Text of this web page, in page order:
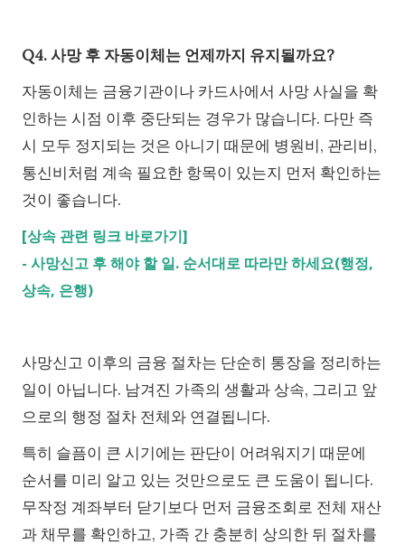
Q4. 사망 후 자동이체는 언제까지 유지될까요?
자동이체는 금융기관이나 카드사에서 사망 사실을 확
인하는 시점 이후 중단되는 경우가 많습니다. 다만 즉
시 모두 정지되는 것은 아니기 때문에 병원비, 관리비,
통신비처럼 계속 필요한 항목이 있는지 먼저 확인하는
것이 좋습니다.
[상속 관련 링크 바로가기]
- 사망신고 후 해야 할 일. 순서대로 따라만 하세요(행정,
상속, 은행)
사망신고 이후의 금융 절차는 단순히 통장을 정리하는
일이 아닙니다. 남겨진 가족의 생활과 상속, 그리고 앞
으로의 행정 절차 전체와 연결됩니다.
특히 슬픔이 큰 시기에는 판단이 어려워지기 때문에
순서를 미리 알고 있는 것만으로도 큰 도움이 됩니다.
무작정 계좌부터 닫기보다 먼저 금융조회로 전체 재산
과 채무를 확인하고, 가족 간 충분히 상의한 뒤 절차를